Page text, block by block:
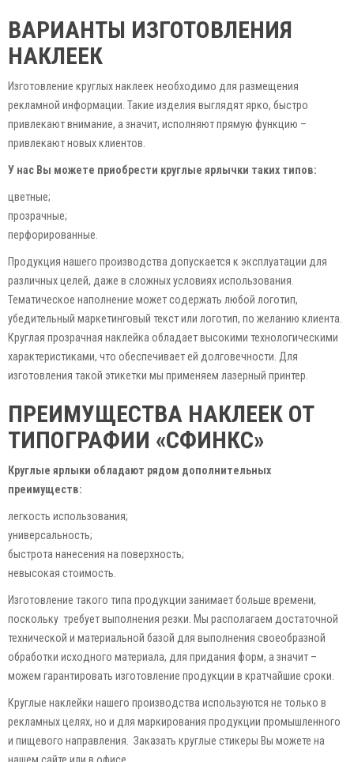
ВАРИАНТЫ ИЗГОТОВЛЕНИЯ
НАКЛЕЕК
Изготовление круглых наклеек необходимо для размещения
рекламной информации. Такие изделия выглядят ярко, быстро
привлекают внимание, а значит, исполняют прямую функцию –
привлекают новых клиентов.
У нас Вы можете приобрести круглые ярлычки таких типов:
цветные;
прозрачные;
перфорированные.
Продукция нашего производства допускается к эксплуатации для
различных целей, даже в сложных условиях использования.
Тематическое наполнение может содержать любой логотип,
убедительный маркетинговый текст или логотип, по желанию клиента.
Круглая прозрачная наклейка обладает высокими технологическими
характеристиками, что обеспечивает ей долговечности. Для
изготовления такой этикетки мы применяем лазерный принтер.
ПРЕИМУЩЕСТВА НАКЛЕЕК ОТ
ТИПОГРАФИИ «СФИНКС»
Круглые ярлыки обладают рядом дополнительных
преимуществ:
легкость использования;
универсальность;
быстрота нанесения на поверхность;
невысокая стоимость.
Изготовление такого типа продукции занимает больше времени,
поскольку требует выполнения резки. Мы располагаем достаточной
технической и материальной базой для выполнения своеобразной
обработки исходного материала, для придания форм, а значит –
можем гарантировать изготовление продукции в кратчайшие сроки.
Круглые наклейки нашего производства используются не только в
рекламных целях, но и для маркирования продукции промышленного
и пищевого направления. Заказать круглые стикеры Вы можете на